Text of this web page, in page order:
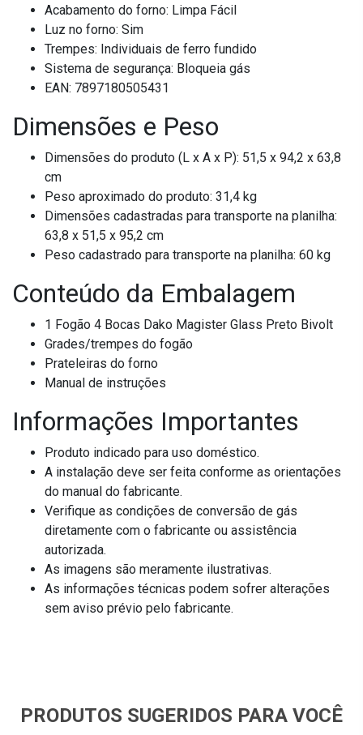
Acabamento do forno: Limpa Fácil
Luz no forno: Sim
Trempes: Individuais de ferro fundido
Sistema de segurança: Bloqueia gás
EAN: 7897180505431
Dimensões e Peso
Dimensões do produto (L x A x P): 51,5 x 94,2 x 63,8
cm
Peso aproximado do produto: 31,4 kg
Dimensões cadastradas para transporte na planilha:
63,8 x 51,5 x 95,2 cm
Peso cadastrado para transporte na planilha: 60 kg
Conteúdo da Embalagem
1 Fogão 4 Bocas Dako Magister Glass Preto Bivolt
Grades/trempes do fogão
Prateleiras do forno
Manual de instruções
Informações Importantes
Produto indicado para uso doméstico.
A instalação deve ser feita conforme as orientações
do manual do fabricante.
Verifique as condições de conversão de gás
diretamente com o fabricante ou assistência
autorizada.
As imagens são meramente ilustrativas.
As informações técnicas podem sofrer alterações
sem aviso prévio pelo fabricante.
PRODUTOS SUGERIDOS PARA VOCÊ